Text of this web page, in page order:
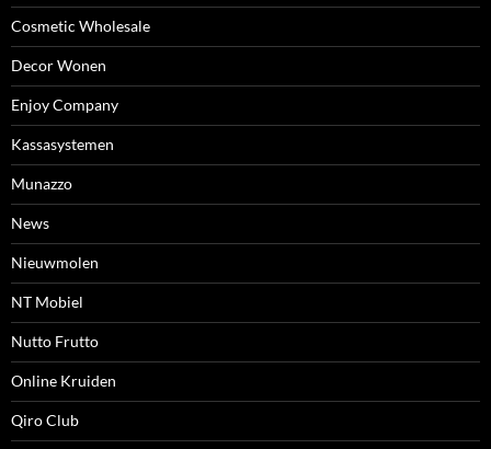
Cosmetic Wholesale
Decor Wonen
Enjoy Company
Kassasystemen
Munazzo
News
Nieuwmolen
NT Mobiel
Nutto Frutto
Online Kruiden
Qiro Club